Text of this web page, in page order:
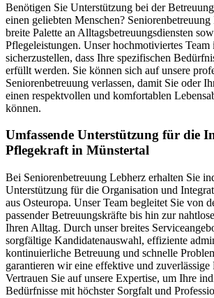
Benötigen Sie Unterstützung bei der
einen geliebten Menschen?
breite Palette an Alltagsbetreuungsdiensten
Pflegeleistungen. Unser hochmotiviertes Team
sicherzustellen, dass Ihre spezifischen
erfüllt werden. Sie können sich auf unsere
Seniorenbetreuung verlassen, damit Sie oder
einen respektvollen und komfortablen
können.
Umfassende Unterstützung für die
Pflegekraft in Münstertal
Bei Seniorenbetreuung Lebherz erhalten Sie
Unterstützung für die Organisation und
aus Osteuropa. Unser Team begleitet Sie von
passender Betreuungskräfte bis hin zur
Ihren Alltag. Durch unser breites
sorgfältige Kandidatenauswahl, effiziente
kontinuierliche Betreuung und schnelle
garantieren wir eine effektive und zuverlässige
Vertrauen Sie auf unsere Expertise, um Ihre
Bedürfnisse mit höchster Sorgfalt und